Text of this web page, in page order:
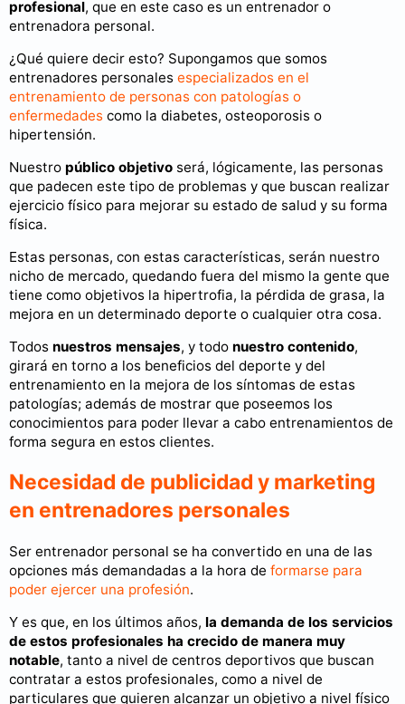
profesional, que en este caso es un entrenador o
entrenadora personal.
¿Qué quiere decir esto? Supongamos que somos
entrenadores personales especializados en el
entrenamiento de personas con patologías o
enfermedades como la diabetes, osteoporosis o
hipertensión.
Nuestro público objetivo será, lógicamente, las personas
que padecen este tipo de problemas y que buscan realizar
ejercicio físico para mejorar su estado de salud y su forma
física.
Estas personas, con estas características, serán nuestro
nicho de mercado, quedando fuera del mismo la gente que
tiene como objetivos la hipertrofia, la pérdida de grasa, la
mejora en un determinado deporte o cualquier otra cosa.
Todos nuestros mensajes, y todo nuestro contenido,
girará en torno a los beneficios del deporte y del
entrenamiento en la mejora de los síntomas de estas
patologías; además de mostrar que poseemos los
conocimientos para poder llevar a cabo entrenamientos de
forma segura en estos clientes.
Necesidad de publicidad y marketing
en entrenadores personales
Ser entrenador personal se ha convertido en una de las
opciones más demandadas a la hora de formarse para
poder ejercer una profesión.
Y es que, en los últimos años, la demanda de los servicios
de estos profesionales ha crecido de manera muy
notable, tanto a nivel de centros deportivos que buscan
contratar a estos profesionales, como a nivel de
particulares que quieren alcanzar un objetivo a nivel físico